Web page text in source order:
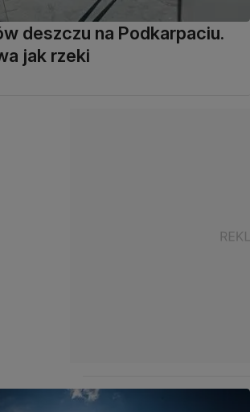
deszczu na Podkarpaciu.
jak rzeki